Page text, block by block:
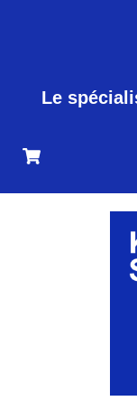
Le